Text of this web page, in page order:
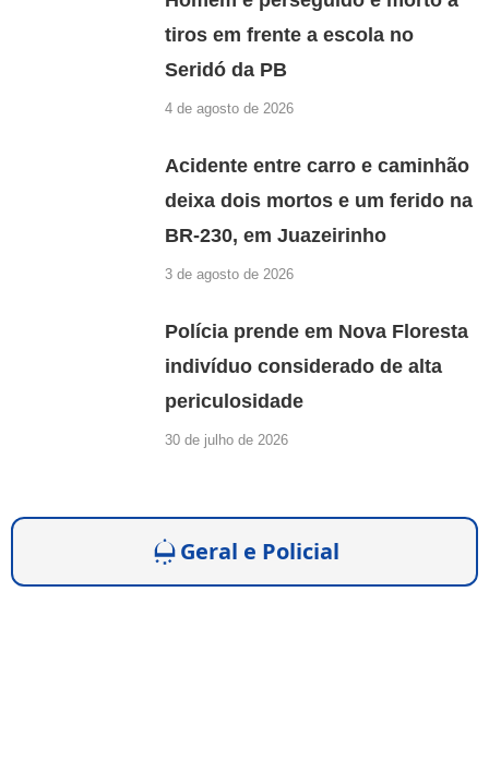
tiros em frente a escola no
Seridó da PB
4 de agosto de 2026
Acidente entre carro e caminhão
deixa dois mortos e um ferido na
BR-230, em Juazeirinho
3 de agosto de 2026
Polícia prende em Nova Floresta
indivíduo considerado de alta
periculosidade
30 de julho de 2026
Geral e Policial